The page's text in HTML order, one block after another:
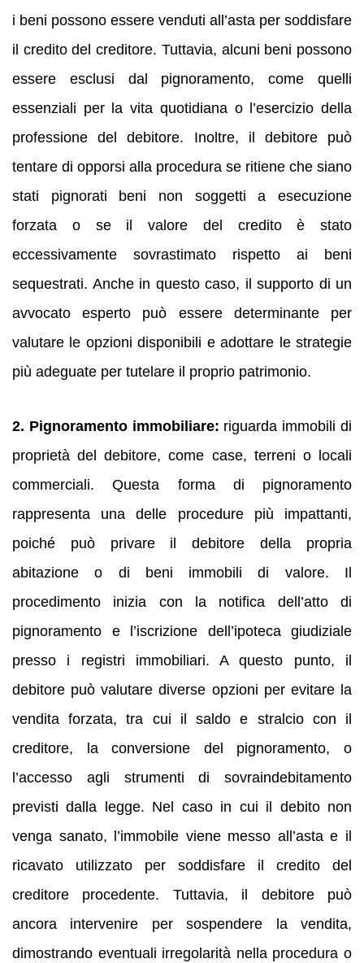
i beni possono essere venduti all’asta per soddisfare
il credito del creditore. Tuttavia, alcuni beni possono
essere esclusi dal pignoramento, come quelli
essenziali per la vita quotidiana o l’esercizio della
professione del debitore. Inoltre, il debitore può
tentare di opporsi alla procedura se ritiene che siano
stati pignorati beni non soggetti a esecuzione
forzata o se il valore del credito è stato
eccessivamente sovrastimato rispetto ai beni
sequestrati. Anche in questo caso, il supporto di un
avvocato esperto può essere determinante per
valutare le opzioni disponibili e adottare le strategie
più adeguate per tutelare il proprio patrimonio.
2. Pignoramento immobiliare: riguarda immobili di
proprietà del debitore, come case, terreni o locali
commerciali. Questa forma di pignoramento
rappresenta una delle procedure più impattanti,
poiché può privare il debitore della propria
abitazione o di beni immobili di valore. Il
procedimento inizia con la notifica dell’atto di
pignoramento e l’iscrizione dell’ipoteca giudiziale
presso i registri immobiliari. A questo punto, il
debitore può valutare diverse opzioni per evitare la
vendita forzata, tra cui il saldo e stralcio con il
creditore, la conversione del pignoramento, o
l’accesso agli strumenti di sovraindebitamento
previsti dalla legge. Nel caso in cui il debito non
venga sanato, l’immobile viene messo all’asta e il
ricavato utilizzato per soddisfare il credito del
creditore procedente. Tuttavia, il debitore può
ancora intervenire per sospendere la vendita,
dimostrando eventuali irregolarità nella procedura o